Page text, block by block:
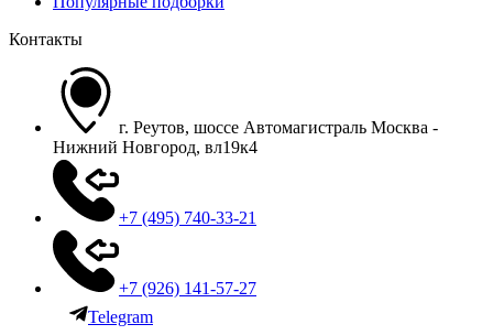
Контакты
г. Реутов, шоссе Автомагистраль Москва -
Нижний Новгород, вл19к4
+7 (495) 740-33-21
+7 (926) 141-57-27
Telegram